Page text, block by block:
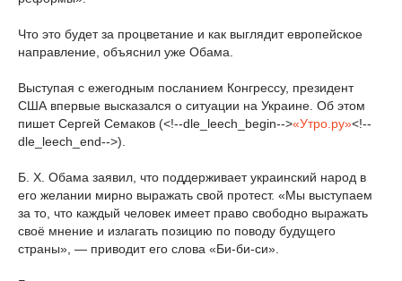
Что это будет за процветание и как выглядит европейское
направление, объяснил уже Обама.
Выступая с ежегодным посланием Конгрессу, президент
США впервые высказался о ситуации на Украине. Об этом
пишет Сергей Семаков (<!--dle_leech_begin-->«Утро.ру»<!--
dle_leech_end-->).
Б. Х. Обама заявил, что поддерживает украинский народ в
его желании мирно выражать свой протест. «Мы выступаем
за то, что каждый человек имеет право свободно выражать
своё мнение и излагать позицию по поводу будущего
страны», — приводит его слова «Би-би-си».